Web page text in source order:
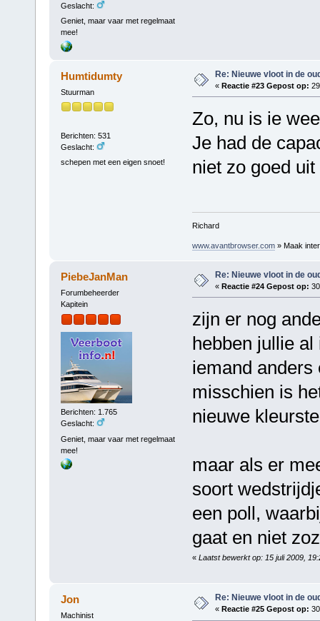
Geslacht:
Geniet, maar vaar met regelmaat
mee!
Humtidumty
Stuurman
Berichten: 531
Geslacht:
schepen met een eigen snoet!
Re: Nieuwe vloot in de
« Reactie #23 Gepost op:
Zo, nu is ie
Je had de
niet zo goed
Richard
www.avantbrowser.com» Maak
PiebeJanMan
Forumbeheerder
Kapitein
Berichten: 1.765
Geslacht:
Geniet, maar vaar met regelmaat
mee!
Re: Nieuwe vloot in de
« Reactie #24 Gepost op:
zijn er nog
hebben jullie
iemand anders
misschien is
nieuwe
maar als er
soort
een poll,
gaat en niet
« Laatst bewerkt op: 15 juli 2009,
Jon
Machinist
Re: Nieuwe vloot in de
« Reactie #25 Gepost op: